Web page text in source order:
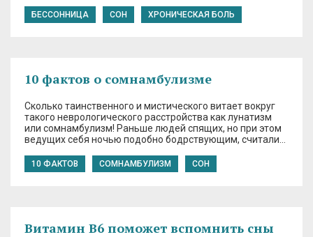
БЕССОННИЦА СОН ХРОНИЧЕСКАЯ БОЛЬ
10 фактов о сомнамбулизме
Сколько таинственного и мистического витает вокруг
такого неврологического расстройства как лунатизм
или сомнамбулизм! Раньше людей спящих, но при этом
ведущих себя ночью подобно бодрствующим, считали…
10 ФАКТОВ СОМНАМБУЛИЗМ СОН
Витамин В6 поможет вспомнить сны